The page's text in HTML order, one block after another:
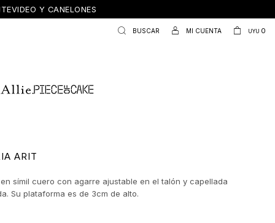
Y CANELONES
UYU 0
ARIT
símil cuero con agarre ajustable en el talón y capellada
Su plataforma es de 3cm de alto.